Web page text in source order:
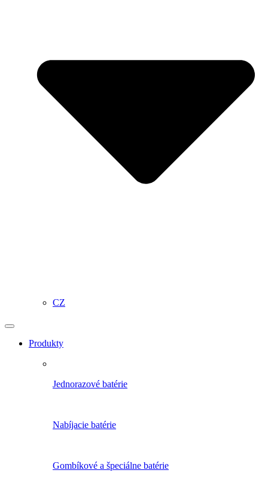
CZ
Produkty
Jednorazové batérie
Nabíjacie batérie
Gombíkové a špeciálne batérie